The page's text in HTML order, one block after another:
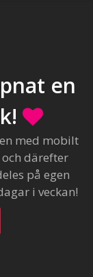
en
med mobilt
därefter
på egen
i veckan!